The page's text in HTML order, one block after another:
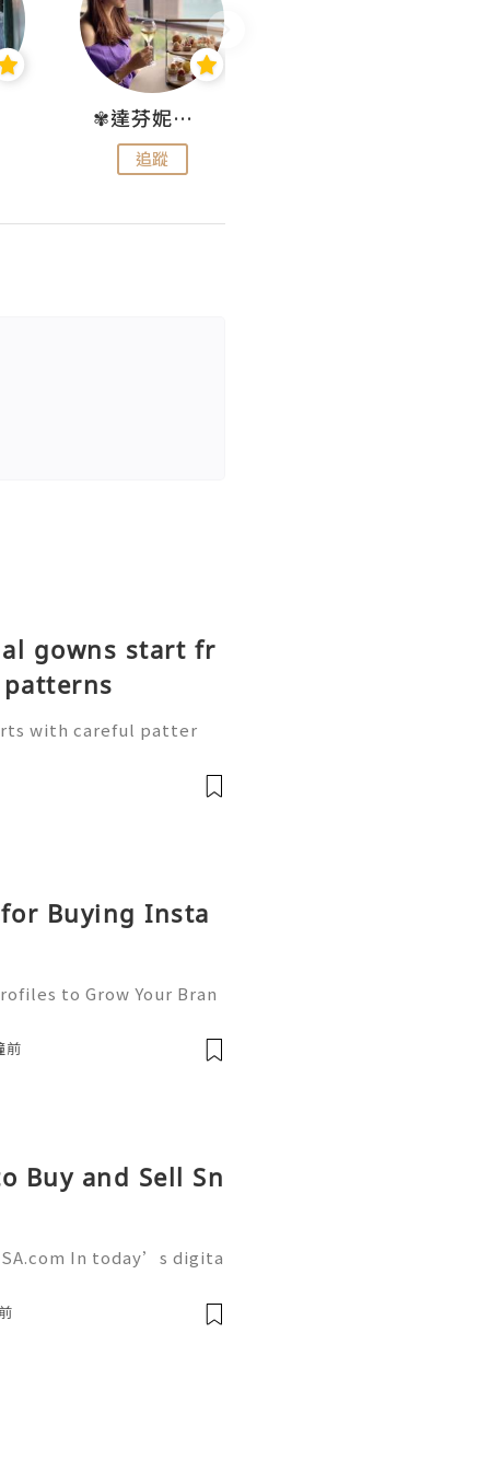
✾達芬妮•愛孩子•愛生活✾
追蹤
gowns start fr
with careful patter
and skirt shape. Follow
Buying Insta
to Grow Your Bran
platforms for businesse
前
Buy and Sell Sn
In today’s digita
Snapch